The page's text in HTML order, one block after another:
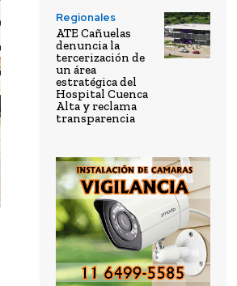
Regionales
ATE Cañuelas
denuncia la
tercerización de
un área
estratégica del
Hospital Cuenca
Alta y reclama
transparencia